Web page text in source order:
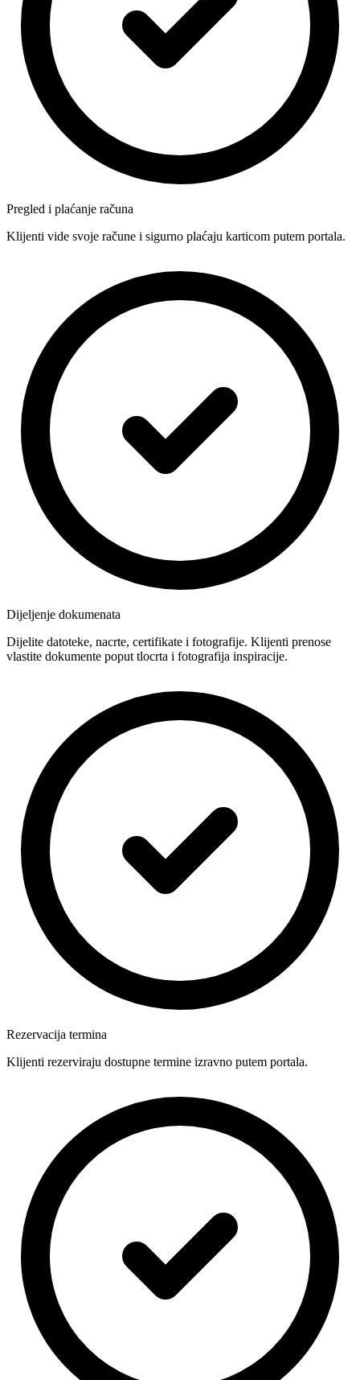
Pregled i plaćanje računa
Klijenti vide svoje račune i sigurno plaćaju karticom putem portala.
Dijeljenje dokumenata
Dijelite datoteke, nacrte, certifikate i fotografije. Klijenti prenose
vlastite dokumente poput tlocrta i fotografija inspiracije.
Rezervacija termina
Klijenti rezerviraju dostupne termine izravno putem portala.